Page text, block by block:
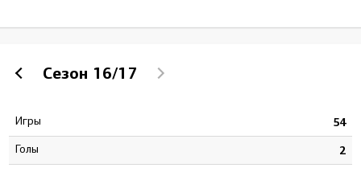
Сезон 16/17
Игры 54
Голы 2